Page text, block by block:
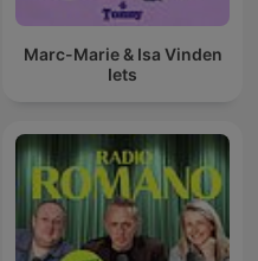
Marc-Marie & Isa Vinden
Iets